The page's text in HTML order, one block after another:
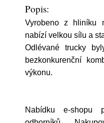
Popis:
Vyrobeno z hliníku
nabízí velkou sílu a
Odlévané trucky
bezkonkurenční
výkonu.
Nabídku e-shopu